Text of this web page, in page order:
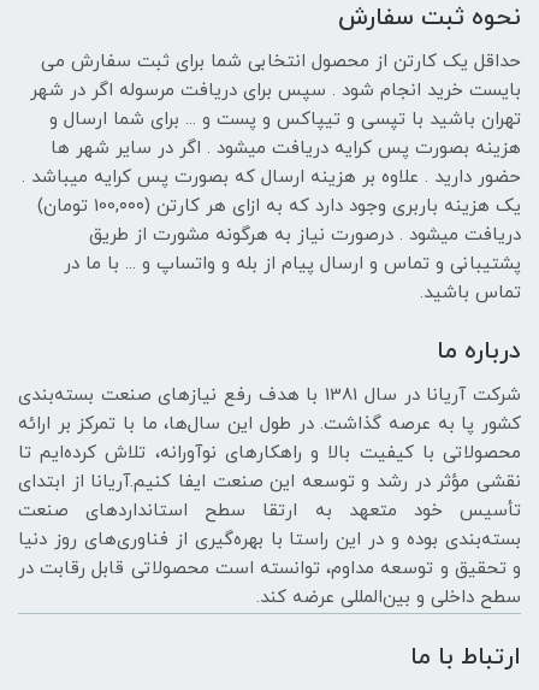
نحوه ثبت سفارش
حداقل یک کارتن از محصول انتخابی شما برای ثبت سفارش می
بایست خرید انجام شود . سپس برای دریافت مرسوله اگر در شهر
تهران باشید با تپسی و تیپاکس و پست و ... برای شما ارسال و
هزینه بصورت پس کرایه دریافت میشود . اگر در سایر شهر ها
حضور دارید . علاوه بر هزینه ارسال که بصورت پس کرایه میباشد .
یک هزینه باربری وجود دارد که به ازای هر کارتن (100,۰۰۰ تومان)
دریافت میشود . درصورت نیاز به هرگونه مشورت از طریق
پشتیبانی و تماس و ارسال پیام از بله و واتساپ و ... با ما در
تماس باشید.
درباره ما
شرکت آریانا در سال 1381 با هدف رفع نیازهای صنعت بسته‌بندی
کشور پا به عرصه گذاشت. در طول این سال‌ها، ما با تمرکز بر ارائه
محصولاتی با کیفیت بالا و راهکارهای نوآورانه، تلاش کرده‌ایم تا
نقشی مؤثر در رشد و توسعه این صنعت ایفا کنیم.آریانا از ابتدای
تأسیس خود متعهد به ارتقا سطح استانداردهای صنعت
بسته‌بندی بوده و در این راستا با بهره‌گیری از فناوری‌های روز دنیا
و تحقیق و توسعه مداوم، توانسته است محصولاتی قابل رقابت در
سطح داخلی و بین‌المللی عرضه کند.
ارتباط با ما